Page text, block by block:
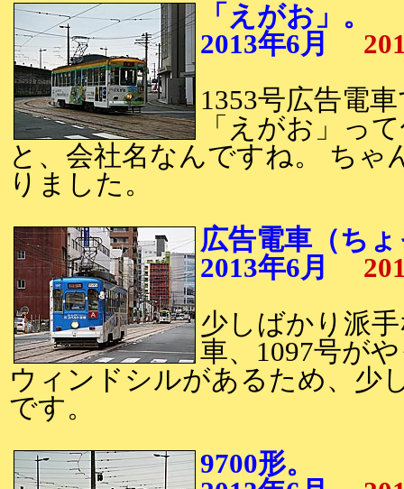
「えがお」。
2013年6月
1353号広告電
「えがお」っ
と、会社名なんですね。 ちゃ
りました。
広告電車（ち
2013年6月
少しばかり派
車、1097号が
ウィンドシルがあるため、少
です。
9700形。